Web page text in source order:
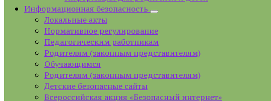
Информационная безопасность
Локальные акты
Нормативное регулирование
Педагогическим работникам
Родителям (законным представителям)
Обучающимся
Родителям (законным представителям)
Детские безопасные сайты
Всероссийская акция «Безопасный интернет»